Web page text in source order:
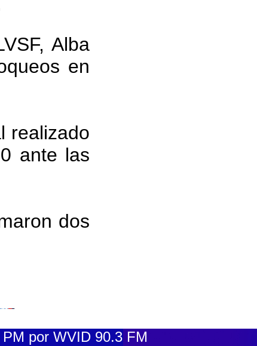
Alba
en
realizado
ante las
dos
por WVID 90.3 FM